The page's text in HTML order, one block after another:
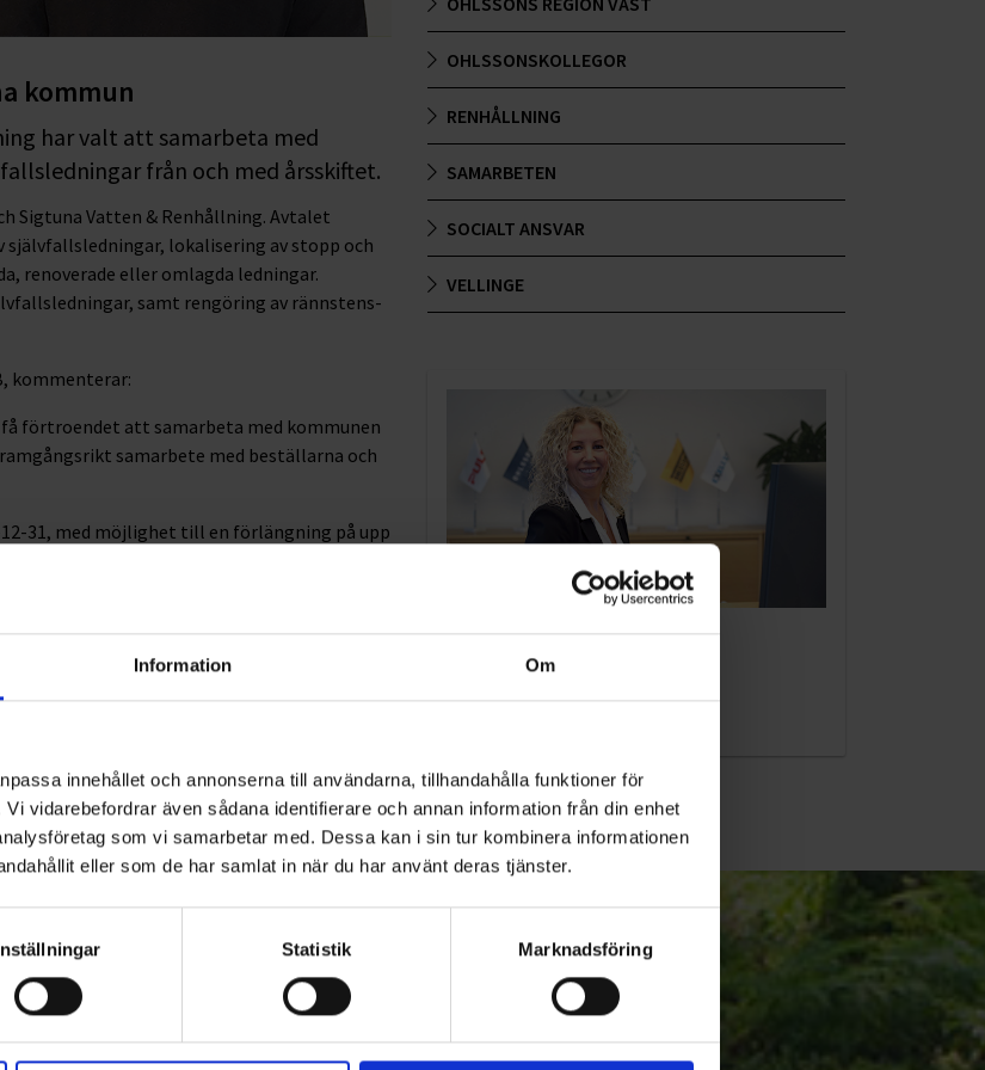
Information Om
innehållet och annonserna till användarna, tillhandahålla funktioner för
vidarebefordrar även sådana identifierare och annan information från din enhet
som vi samarbetar med. Dessa kan i sin tur kombinera informationen
eller som de har samlat in när du har använt deras tjänster.
Statistik Marknadsföring
kommun
har valt att samarbeta med
från och med årsskiftet.
Sigtuna Vatten & Renhållning. Avtalet
lokalisering av stopp och
renoverade eller omlagda ledningar.
samt rengöring av rännstens-
kommenterar:
förtroendet att samarbeta med kommunen
samarbete med beställarna och
31, med möjlighet till en förlängning på upp
OHLSSONSKOLLEGOR
RENHÅLLNING
SAMARBETEN
SOCIALT ANSVAR
VELLINGE
KUNDTJÄNST
010-45 00 200​